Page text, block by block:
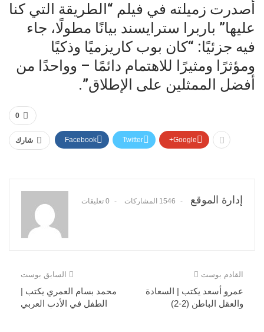
أصدرت زميلته في فيلم “الطريقة التي كنا
عليها” باربرا سترايسند بيانًا مطولًا، جاء
فيه جزئيًا: “كان بوب كاريزميًا وذكيًا
ومؤثرًا ومثيرًا للاهتمام دائمًا – وواحدًا من
أفضل الممثلين على الإطلاق”.
0
شارك Facebook Twitter Google+
إدارة الموقع 1546 المشاركات 0 تعليقات
السابق بوست
محمد بسام العمري يكتب |
الطفل في الأدب العربي
القادم بوست
عمرو أسعد يكتب | السعادة
والعقل الباطن (2-2)